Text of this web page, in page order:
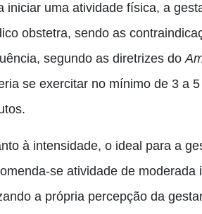
iniciar uma atividade física, a
obstetra, sendo as
segundo as diretrizes do
se exercitar no mínimo de 3 a
à intensidade, o ideal para a
se atividade de
a própria percepção da